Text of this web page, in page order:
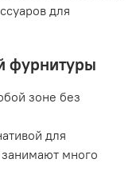
для
фурнитуры
зоне без
для
много